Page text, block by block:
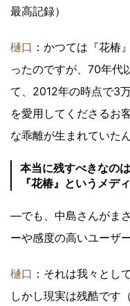
最高記録）
樋口 ：かつては『花椿
ったのですが、70年代
て、2012年の時点で3
を愛用してくださるお
な乖離が生まれていた
本当に残すべきなの
『花椿』というメデ
―でも、中島さんがま
ーや感度の高いユーザ
樋口 ：それは我々とし
しかし現実は残酷です